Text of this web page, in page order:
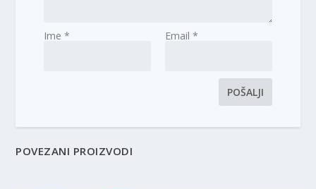
Ime* Email *
POVEZANI PROIZVODI